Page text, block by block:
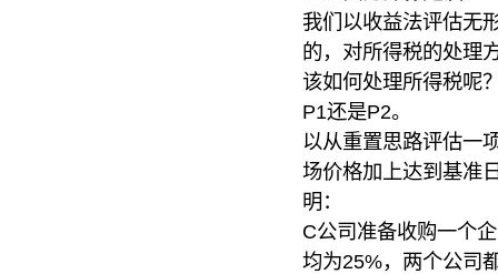
我们以收益法评估无
的，对所得税的处理
该如何处理所得税呢
P1还是P2。
以从重置思路评估一
场价格加上达到基准
明：
C公司准备收购一个
均为25%，两个公司